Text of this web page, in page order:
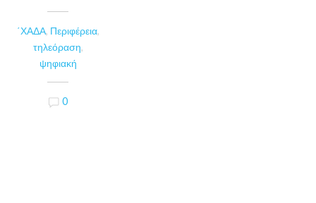
΄ΧΑΔΑ, Περιφέρεια,
τηλεόραση,
ψηφιακή
0